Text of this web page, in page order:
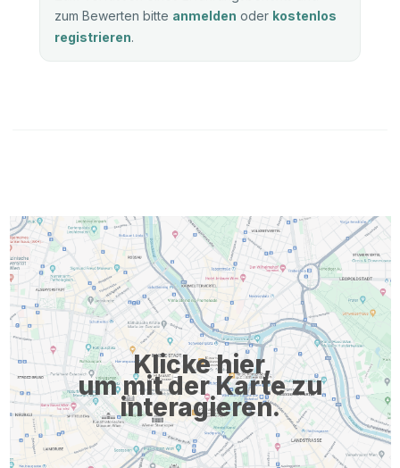
zum Bewerten bitte anmelden oder kostenlos
registrieren.
Klicke hier,
um mit der Karte zu
interagieren.